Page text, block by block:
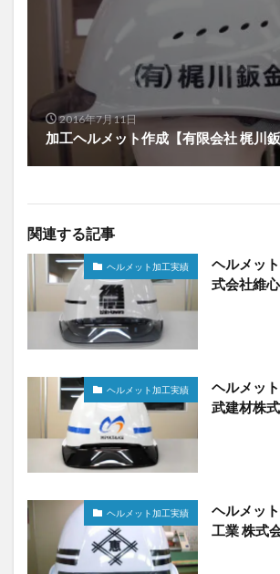
2016年7月11日
加工ヘルメット作成【有限会社 梶川
関連する記事
ヘルメット加工実績
ヘルメッ
式会社維心
ヘルメット加工実績
ヘルメッ
武建材株式
ヘルメット加工実績
ヘルメッ
工業 株式